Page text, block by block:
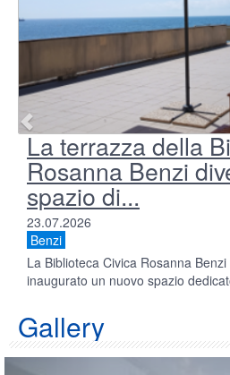
La terrazza della
Rosanna Benzi
spazio di...
23.07.2026
Benzi
La Biblioteca Civica Rosanna
inaugurato un nuovo spazio
Gallery